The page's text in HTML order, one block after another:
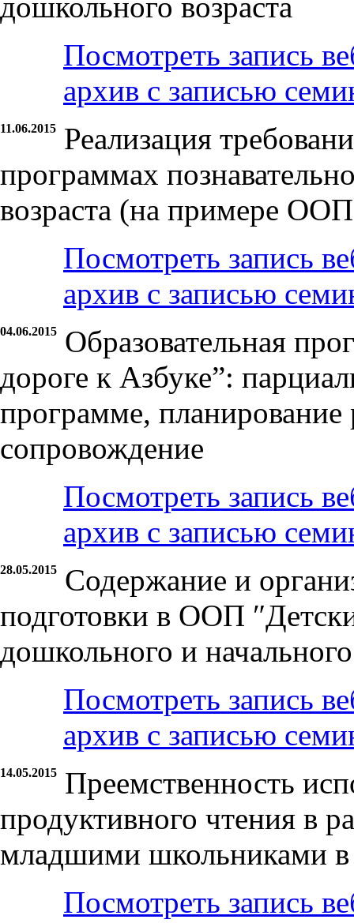
Посмотреть запись
архив с записью
11.06.2015
Реализация
программах
возраста (на примере
Посмотреть запись
архив с записью
04.06.2015
Образовательная
дороге к Азбуке”:
программе, планирование
сопровождение
Посмотреть запись
архив с записью
28.05.2015
Содержание и
подготовки в ООП
дошкольного и
Посмотреть запись
архив с записью
14.05.2015
Преемственность
продуктивного чтения в
младшими школьниками
Посмотреть запись